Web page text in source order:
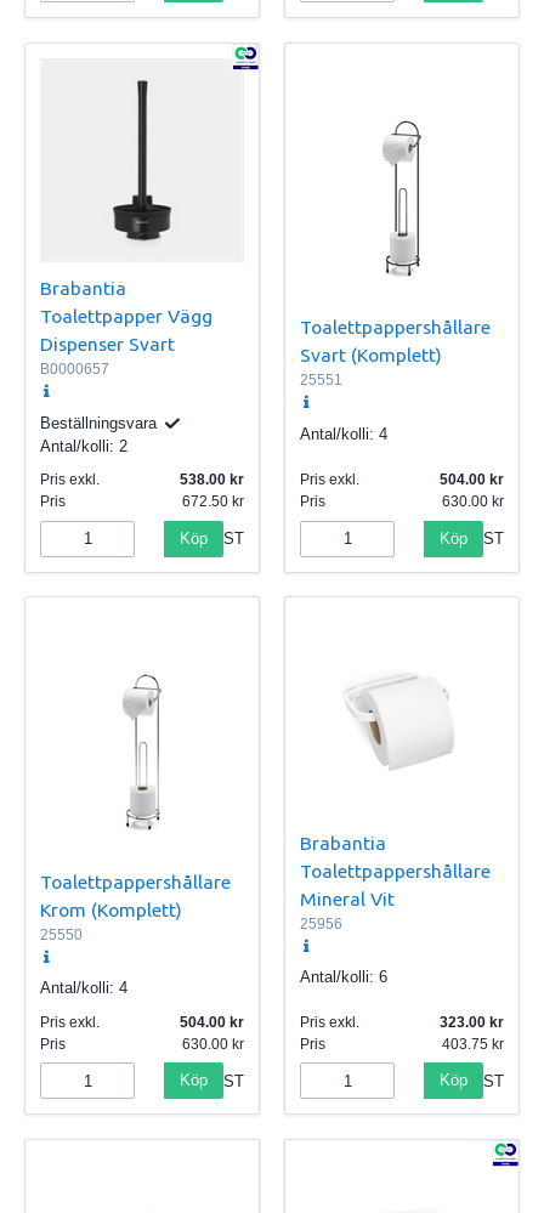
Brabantia
Toalettpapper Vägg
Dispenser Svart
B0000657
Beställningsvara
Antal/kolli: 2
Pris exkl.
538.00
Pris
672.50
Köp ST
Toalettpappershållare
Svart (Komplett)
25551
Antal/kolli: 4
Pris exkl.
504.00
Pris
630.00
Köp ST
Toalettpappershållare
Krom (Komplett)
25550
Antal/kolli: 4
Pris exkl.
504.00
Pris
630.00
Köp ST
Brabantia
Toalettpappershållare
Mineral Vit
25956
Antal/kolli: 6
Pris exkl.
323.00
Pris
403.75
Köp ST